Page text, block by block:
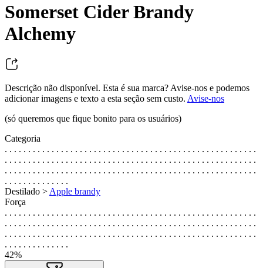
Somerset Cider Brandy
Alchemy
Descrição não disponível. Esta é sua marca? Avise-nos e podemos
adicionar imagens e texto a esta seção sem custo. Avise-nos
(só queremos que fique bonito para os usuários)
Categoria
. . . . . . . . . . . . . . . . . . . . . . . . . . . . . . . . . . . . . . . . . . . . . . . . . . . . . .
. . . . . . . . . . . . . . . . . . . . . . . . . . . . . . . . . . . . . . . . . . . . . . . . . . . . . .
. . . . . . . . . . . . . . . . . . . . . . . . . . . . . . . . . . . . . . . . . . . . . . . . . . . . . .
. . . . . . . . . . . . . .
Destilado > Apple brandy
Força
. . . . . . . . . . . . . . . . . . . . . . . . . . . . . . . . . . . . . . . . . . . . . . . . . . . . . .
. . . . . . . . . . . . . . . . . . . . . . . . . . . . . . . . . . . . . . . . . . . . . . . . . . . . . .
. . . . . . . . . . . . . . . . . . . . . . . . . . . . . . . . . . . . . . . . . . . . . . . . . . . . . .
. . . . . . . . . . . . . .
42%